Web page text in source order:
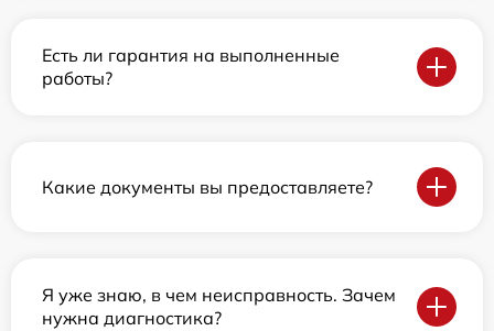
Есть ли гарантия на выполненные
работы?
Какие документы вы предоставляете?
Я уже знаю, в чем неисправность. Зачем
нужна диагностика?